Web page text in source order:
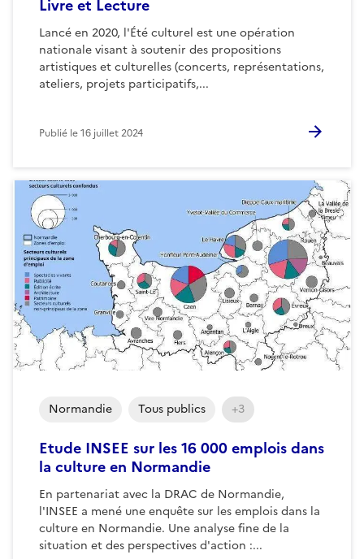
Livre et Lecture
Lancé en 2020, l'Été culturel est une opération
nationale visant à soutenir des propositions
artistiques et culturelles (concerts, représentations,
ateliers, projets participatifs,...
Publié le16 juillet 2024
Etude INSEE sur les 16 000 emplois dans
la culture en Normandie
En partenariat avec la DRAC de Normandie,
l'INSEE a mené une enquête sur les emplois dans la
culture en Normandie. Une analyse fine de la
situation et des perspectives d'action :...
Normandie Tous publics +3